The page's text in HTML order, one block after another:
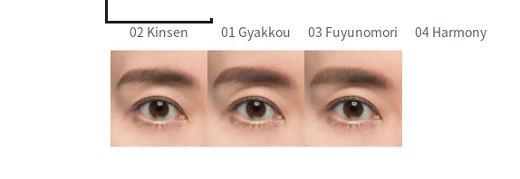
02 Kinsen 01 Gyakkou 03 Fuyunomori 04 Harmony